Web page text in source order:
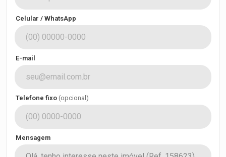
Celular / WhatsApp
E-mail
Telefone fixo (opcional)
Mensagem